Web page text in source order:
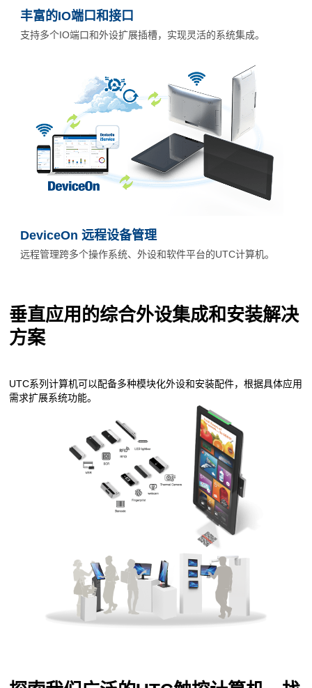
丰富的IO端口和接口
支持多个IO端口和外设扩展插槽，实现灵活的系统集成。
DeviceOn 远程设备管理
远程管理跨多个操作系统、外设和软件平台的UTC计算机。
垂直应用的综合外设集成和安装解决
方案
UTC系列计算机可以配备多种模块化外设和安装配件，根据具体应用
需求扩展系统功能。